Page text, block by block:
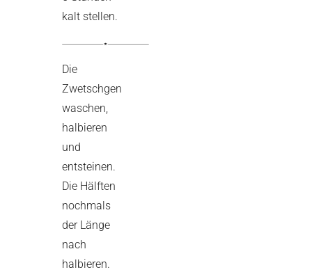
kalt stellen.
Die
Zwetschgen
waschen,
halbieren
und
entsteinen.
Die Hälften
nochmals
der Länge
nach
halbieren.